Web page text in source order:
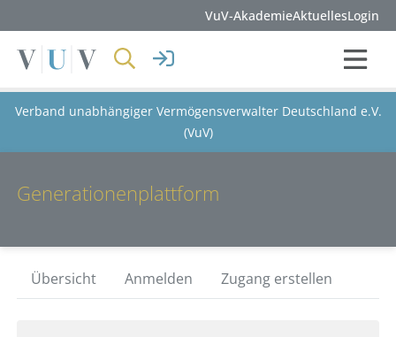
VuV-AkademieAktuellesLogin
Verband unabhängiger Vermögensverwalter Deutschland e.V.
(VuV)
Generationenplattform
Übersicht Anmelden Zugang erstellen